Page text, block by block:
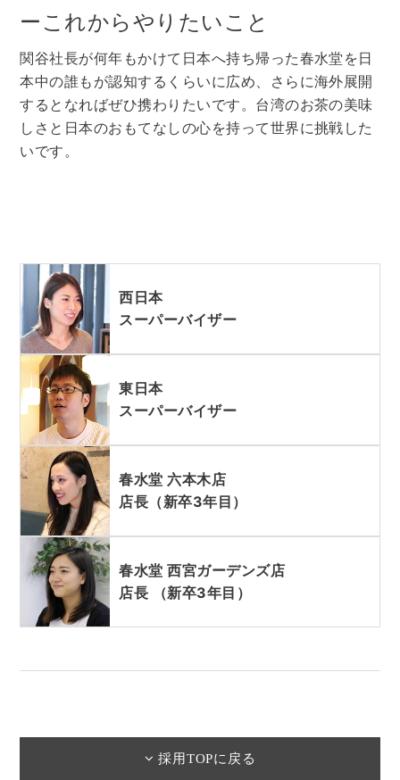
ーこれからやりたいこと
関谷社長が何年もかけて日本へ持ち帰った春水堂を日
本中の誰もが認知するくらいに広め、さらに海外展開
するとなればぜひ携わりたいです。台湾のお茶の美味
しさと日本のおもてなしの心を持って世界に挑戦した
いです。
西日本
スーパーバイザー
東日本
スーパーバイザー
春水堂 六本木店
店長（新卒3年目）
春水堂 西宮ガーデンズ店
店長 （新卒3年目）
採用TOPに戻る